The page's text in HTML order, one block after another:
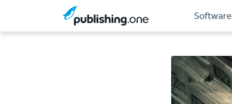
Software